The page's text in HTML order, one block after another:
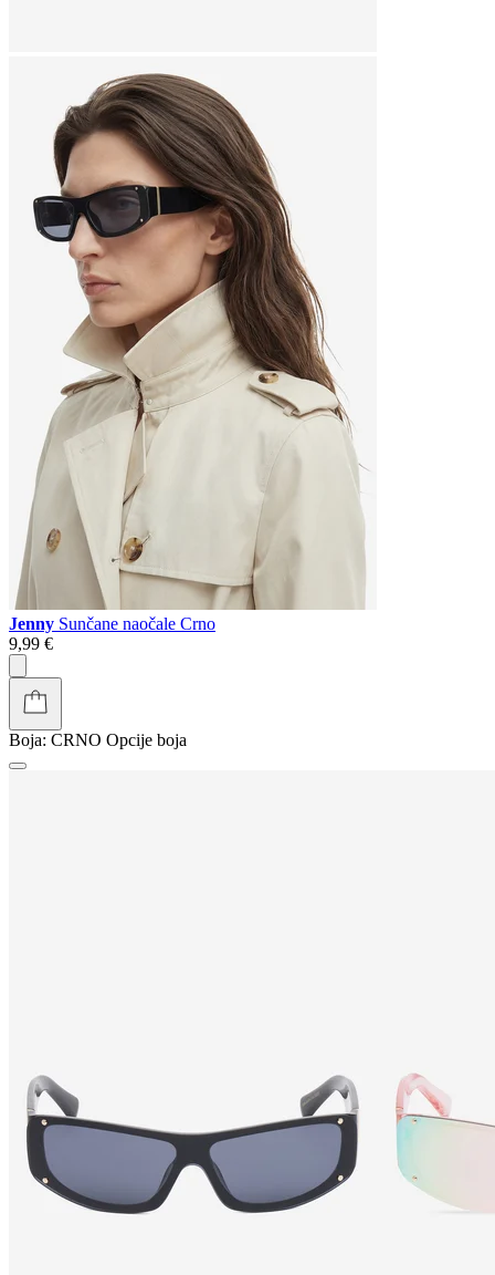
Jenny Sunčane naočale Crno
9,99 €
Boja: CRNO Opcije boja